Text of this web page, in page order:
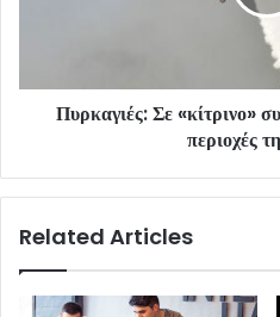
Πυρκαγιές: Σε «κίτρινο»
περιοχές
Related Articles